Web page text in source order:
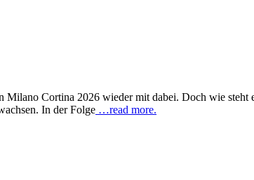
Cortina 2026 wieder mit dabei. Doch wie steht
In der Folge …read more.